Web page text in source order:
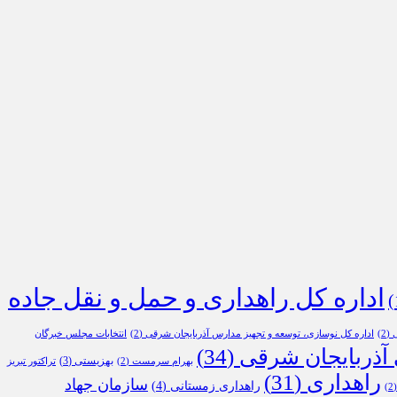
اداره کل راهداری و حمل و نقل جاده
(2) اداره کل نوسازی، توسعه و تجهیز مدارس آذربایجان شرقی (2) انتخابات مجلس خبرگان
آذربایجان شرقی (34) بهرام سرمست (2) بهزیستی (3) تراکتور تبریز
راهداری (31) راهداری زمستانی (4) سازمان جهاد